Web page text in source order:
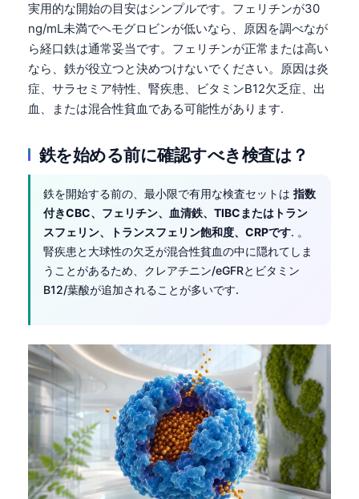
実用的な開始の目安はシンプルです。フェリチンが30
ng/mL未満でヘモグロビンが低いなら、原因を調べなが
ら経口鉄は通常妥当です。フェリチンが正常または高い
なら、鉄が役立つと決めつけないでください。原因は炎
症、サラセミア特性、腎疾患、ビタミンB12欠乏症、出
血、または混合性貧血である可能性があります.
鉄を始める前に確認すべき検査は？
鉄を開始する前の、最小限で有用な検査セットは 指数
付きCBC、フェリチン、血清鉄、TIBCまたはトラン
スフェリン、トランスフェリン飽和度、CRPです. 。
腎疾患と大球性の欠乏が混合性貧血の中に隠れてしま
うことがあるため、クレアチニン/eGFRとビタミン
B12/葉酸が追加されることが多いです.